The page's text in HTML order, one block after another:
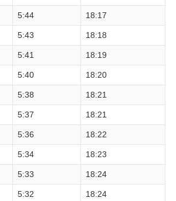
5:44 18:17
5:43 18:18
5:41 18:19
5:40 18:20
5:38 18:21
5:37 18:21
5:36 18:22
5:34 18:23
5:33 18:24
5:32 18:24